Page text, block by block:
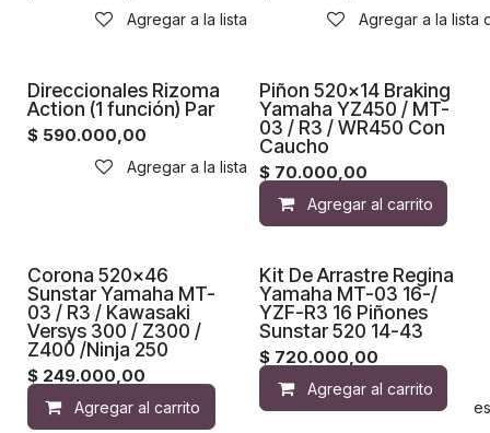
Agregar a la lista de deseos Agregar a la lista
Direccionales Rizoma
Action (1 función) Par
$ 590.000,00
Agregar a la lista de deseos
Piñon 520x14 Braking
Yamaha YZ450 / MT-
03 / R3 / WR450 Con
Caucho
$ 70.000,00
Agregar al carrito
Corona 520x46
Sunstar Yamaha MT-
03 / R3 / Kawasaki
Versys 300 / Z300 /
Z400 /Ninja 250
$ 249.000,00
Agregar al carrito Agregar a la lista de
Kit De Arrastre Regina
Yamaha MT-03 16-/
YZF-R3 16 Piñones
Sunstar 520 14-43
$ 720.000,00
Agregar al carrito